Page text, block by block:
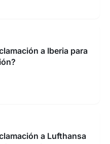
a Iberia para
a Lufthansa